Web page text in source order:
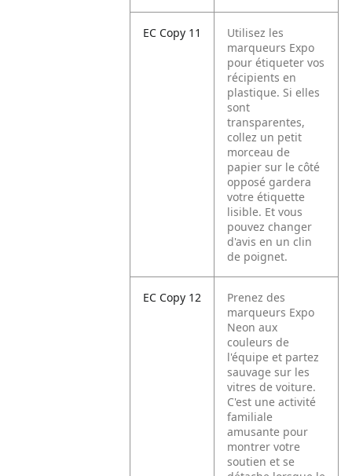
EC Copy 11
Utilisez les
marqueurs Expo
pour étiqueter vos
récipients en
plastique. Si elles
sont
transparentes,
collez un petit
morceau de
papier sur le côté
opposé gardera
votre étiquette
lisible. Et vous
pouvez changer
d'avis en un clin
de poignet.
EC Copy 12
Prenez des
marqueurs Expo
Neon aux
couleurs de
l'équipe et partez
sauvage sur les
vitres de voiture.
C'est une activité
familiale
amusante pour
montrer votre
soutien et se